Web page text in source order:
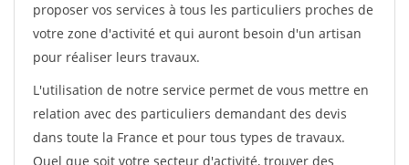
proposer vos services à tous les particuliers proches de
votre zone d'activité et qui auront besoin d'un artisan
pour réaliser leurs travaux.
L'utilisation de notre service permet de vous mettre en
relation avec des particuliers demandant des devis
dans toute la France et pour tous types de travaux.
Quel que soit votre secteur d'activité, trouver des